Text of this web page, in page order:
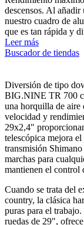
descensos. Al
nuestro cuadro de
que es tan rápida y
Leer más
Buscador de tiendas
Diversión de tipo
BIG.NINE TR 700
una horquilla de aire
velocidad y
29x2,4"
telescópica mejora
transmisión
marchas para
mantienen el control
Cuando se trata del
country, la clásica
puras para el
ruedas de 29",